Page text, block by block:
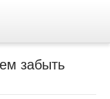
забыть